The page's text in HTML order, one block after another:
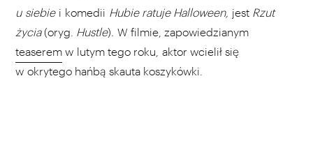
u siebiei komedii Hubie ratuje Halloween, jest Rzut
życia (oryg. Hustle). W filmie, zapowiedzianym
teaserem w lutym tego roku, aktor wcielił się
w okrytego hańbą skauta koszykówki.